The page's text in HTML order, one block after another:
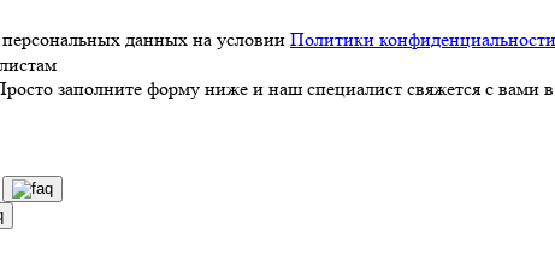
данных на условии Политики конфиденциальности
заполните форму ниже и наш специалист свяжется с